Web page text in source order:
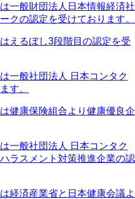
一般財団法人日本情報経済社
クの認定を受けております。
えるぼし3段階目の認定を受
一般社団法人 日本コンタク
す。
健康保険組合より健康優良企
一般社団法人 日本コンタク
ラスメント対策推進企業の認
経済産業省と日本健康会議よ